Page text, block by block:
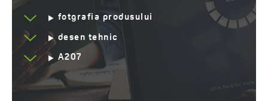
fotgrafia produsului
desen tehnic
A207